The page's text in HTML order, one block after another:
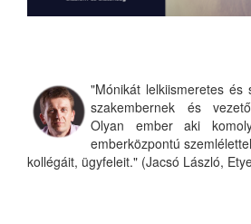
"Mónikát lelkiismeretes és
szakembernek és
Olyan ember aki
emberközpontú
kollégáit, ügyfeleit." (Jacsó László,